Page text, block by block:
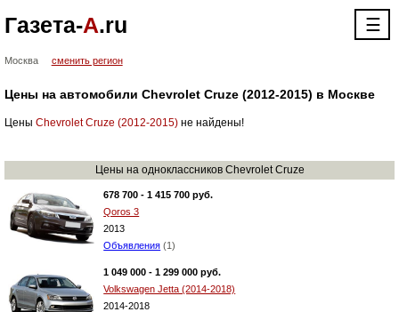
Газета-А.ru ☰
Москва сменить регион
Цены на автомобили Chevrolet Cruze (2012-2015) в Москве
Цены Chevrolet Cruze (2012-2015)не найдены!
Цены на одноклассников Chevrolet Cruze
678 700 - 1 415 700 руб.
Qoros 3
2013
Объявления (1)
1 049 000 - 1 299 000 руб.
Volkswagen Jetta (2014-2018)
2014-2018